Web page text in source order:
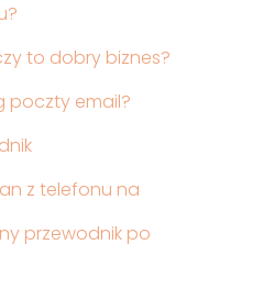
to dobry biznes?
poczty email?
z telefonu na
przewodnik po